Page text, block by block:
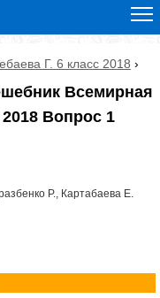
Г. 6 класс 2018 ›
Всемирная
2018 Вопрос 1
Р., Картабаева Е.